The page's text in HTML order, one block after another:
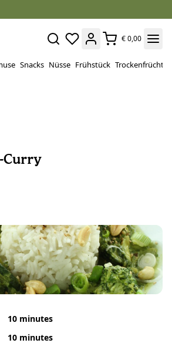
€ 0,00
Snacks Nüsse Frühstück Trockenfrüchte
Curry
10 minutes
10 minutes